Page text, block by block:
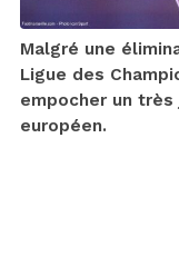
Malgré une
Ligue des
empocher un
européen.